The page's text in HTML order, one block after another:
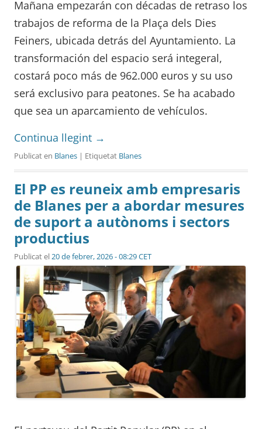
Mañana empezarán con décadas de retraso los
trabajos de reforma de la Plaça dels Dies
Feiners, ubicada detrás del Ayuntamiento. La
transformación del espacio será integeral,
costará poco más de 962.000 euros y su uso
será exclusivo para peatones. Se ha acabado
que sea un aparcamiento de vehículos.
Continua llegint →
Publicat en Blanes | Etiquetat Blanes
El PP es reuneix amb empresaris
de Blanes per a abordar mesures
de suport a autònoms i sectors
productius
Publicat el20 de febrer, 2026 - 08:29 CET